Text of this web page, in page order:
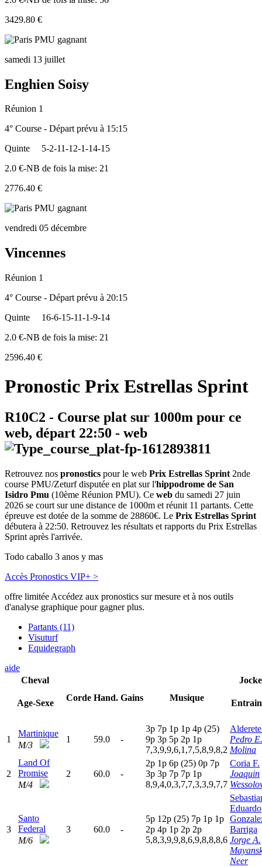
3429.80 €
samedi 13 juillet
Enghien Soisy
Réunion 1
4° Course - Départ prévu à 15:15
Quinte
5-2-11-12-1-14-15
2.0 €-NB de fois la mise: 21
2776.40 €
vendredi 05 décembre
Vincennes
Réunion 1
4° Course - Départ prévu à 20:15
Quinte
16-6-15-11-1-9-14
2.0 €-NB de fois la mise: 21
2596.40 €
Pronostic Prix Estrellas Sprint
R10C2 - Course plat sur 1000m pour ce
web, départ 22:50 - web
Retrouvez nos pronostics pour le web Prix Estrellas Sprint 2nde
course PMU/Zeturf disputée en plat sur l'hippodrome de San
Isidro Pmu (10ème Réunion PMU). Ce web du samedi 27 juin
2026 se court sur une distance de 1000m et réunit 11 partants. Cette
épreuve est dotée de la somme de 28860€. Le Prix Estrellas Sprint
débutera à 22:50. Retrouvez les résultats et rapports du Prix Estrellas
Sprint après l'arrivée.
Todo caballo 3 anos y mas
Accès Pronostics VIP+ >
offre limitée Accédez aux pronostics sur mesure et à nos outils
d'analyse graphique pour gagner plus.
Partants (11)
Visuturf
Equidegraph
aide
Cheval
Age-Sexe
Corde Hand. Gains Musique
1
Martinique
M/3
1 59.0 -
3p 7p 1p 1p 4p (25)
9p 3p 5p 2p 1p
7,3,9,9,6,1,7,5,8,9,8,2
Pedro E.
Molina
2
Land Of
Promise
M/4
2 60.0 -
2p 1p 6p (25) 0p 7p
3p 3p 7p 7p 1p
8,9,4,0,3,7,7,3,3,9,7,7
Coria F.
Joaquin
3
Santo
Federal
M/6
3 60.0 -
5p 12p (25) 7p 1p 1p
2p 4p 1p 2p 2p
5,8,3,9,9,8,6,9,8,8,8,6
Eduardo
Barriga
Jorge A.
Neer